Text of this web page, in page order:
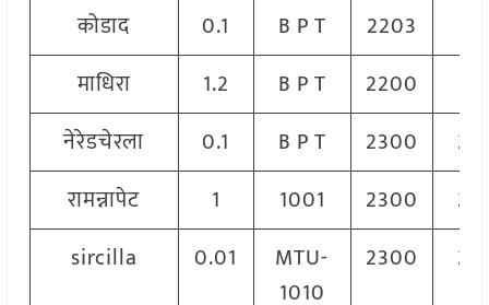
कोडाद
0.1 B P T 2203
माधिरा
1.2 B P T 2200
नेरेडचेरला
0.1 B P T 2300
रामन्नापेट
1 1001 2300
sircilla
0.01
MTU-
1010
2300